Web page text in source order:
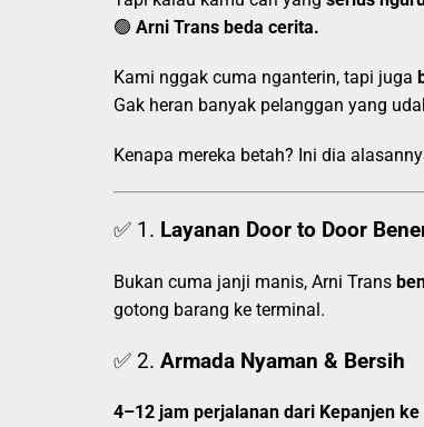
🟢 Arni Trans beda cerita.
Kami nggak cuma nganterin, tapi juga
Gak heran banyak pelanggan yang
Kenapa mereka betah? Ini dia
✅ 1. Layanan Door to Door
Bukan cuma janji manis, Arni Trans
gotong barang ke terminal.
✅ 2. Armada Nyaman & Bersih
4–12 jam perjalanan dari Kepanjen